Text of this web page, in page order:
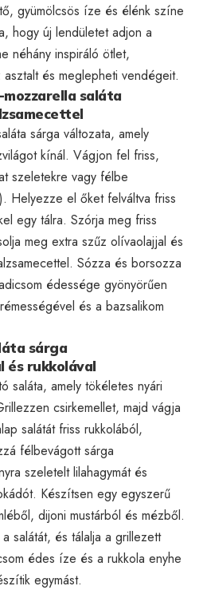
gyümölcsös íze és élénk színe
hogy új lendületet adjon a
néhány inspiráló ötlet,
és meglepheti vendégeit.
mozzarella saláta
sárga változata, amely
kínál. Vágjon fel friss,
szeletekre vagy félbe
Helyezze el őket felváltva friss
egy tálra. Szórja meg friss
meg extra szűz olívaolajjal és
Sózza és borsozza
édessége gyönyörűen
és a bazsalikom
sárga
és rukkolával
saláta, amely tökéletes nyári
csirkemellet, majd vágja
salátát friss rukkolából,
félbevágott sárga
szeletelt lilahagymát és
Készítsen egy egyszerű
dijoni mustárból és mézből.
salátát, és tálalja a grillezett
édes íze és a rukkola enyhe
egymást.